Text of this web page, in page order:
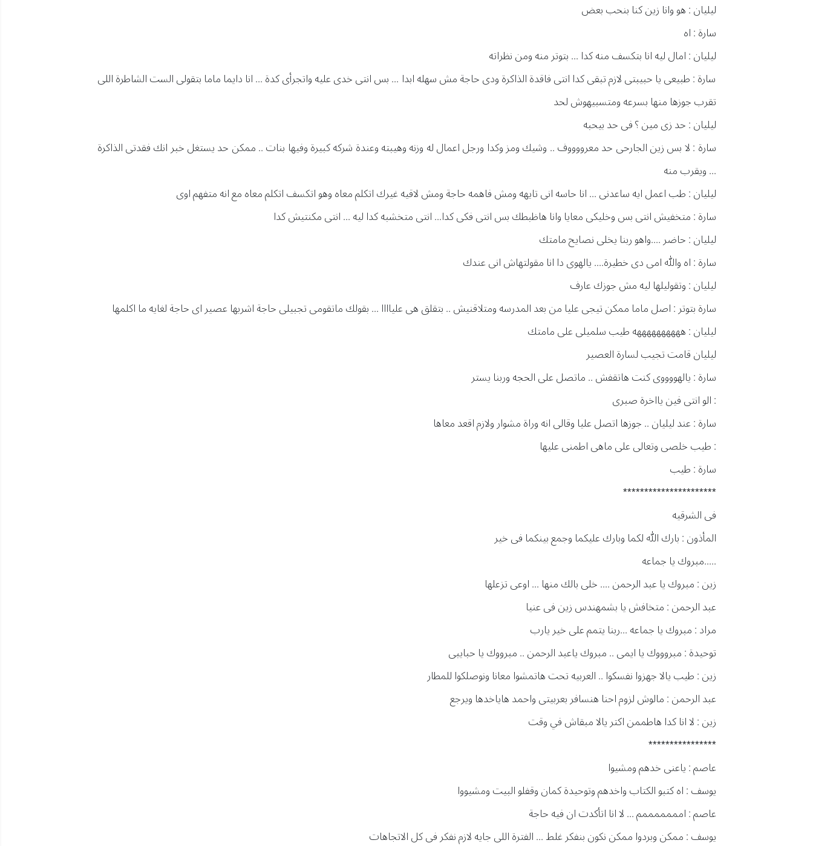
ليليان : هو وانا زين كنا بنحب بعض
سارة : اه
ليليان : امال ليه انا بتكسف منه كدا ... بتوتر منه ومن نظراته
سارة : طبيعى يا حبيبتى لازم تبقى كدا انتى فاقدة الذاكرة ودى حاجة مش سهله ابدا ... بس انتى خدى عليه واتجرأى كدة ... انا دايما ماما بتقولى الست الشاطرة اللى
تقرب جوزها منها بسرعه ومتسبيهوش لحد
ليليان : حد زى مين ؟ فى حد بيحبه
سارة : لا بس زين الجارحى حد معرووووف .. وشيك ومز وكدا ورجل اعمال له وزنه وهيبته وعندة شركه كبيرة وفيها بنات .. ممكن حد يستغل خبر انك فقدتى الذاكرة
... ويقرب منه
ليليان : طب اعمل ايه ساعدنى ... انا حاسه انى تايهه ومش فاهمه حاجة ومش لاقيه غيرك اتكلم معاه وهو اتكسف اتكلم معاه مع انه متفهم اوى
سارة : متخفيش انتى بس وخليكى معايا وانا هاظبطك بس انتى فكى كدا... انتى متخشبه كدا ليه ... انتى مكنتيش كدا
ليليان : حاضر ....واهو ربنا يخلى نصايح مامتك
سارة : اه والله امى دى خطيرة.... يالهوى دا انا مقولتهاش انى عندك
ليليان : وتقوليلها ليه مش جوزك عارف
سارة بتوتر : اصل ماما ممكن تيجى عليا من بعد المدرسه ومتلاقنيش .. بتقلق هى علياااا ... بقولك ماتقومى تجبيلى حاجة اشربها عصير اى حاجة لغايه ما اكلمها
ليليان : هههههه‍ههه‍هه طيب سلميلى على مامتك
ليليان قامت تجيب لسارة العصير
سارة : يالهووووى كنت هاتقفش .. ماتصل على الحجه وربنا يستر
: الو انتى فين يااخرة صبرى
سارة : عند ليليان .. جوزها اتصل عليا وقالى انه وراة مشوار ولازم اقعد معاها
: طيب خلصى وتعالى على ماهى اطمنى عليها
سارة : طيب
**********************
فى الشرقيه
المأذون : بارك الله لكما وبارك عليكما وجمع بينكما فى خير
.....مبروك يا جماعه
زين : مبروك يا عبد الرحمن .... خلى بالك منها ... اوعى تزعلها
عبد الرحمن : متخافش يا بشمهندس زين فى عنيا
مراد : مبروك يا جماعه ...ربنا يتمم على خير يارب
توحيدة : مبروووك يا ايمى .. مبروك ياعبد الرحمن .. مبرووك يا حبايبى
زين : طيب يالا جهزوا نفسكوا .. العربيه تحت هاتمشوا معانا ونوصلكوا للمطار
عبد الرحمن : مالوش لزوم احنا هنسافر بعربيتى واحمد هاياخدها ويرجع
زين : لا انا كدا هاطممن اكتر يالا مبقاش في وقت
****************
عاصم : ياعنى خدهم ومشيوا
يوسف : اه كتبو الكتاب واخدهم وتوحيدة كمان وقفلو البيت ومشيووا
عاصم : امممممممم ... لا انا اتأكدت ان فيه حاجة
يوسف : ممكن وبردوا ممكن نكون بنفكر غلط ... الفترة اللى جايه لازم نفكر فى كل الاتجاهات